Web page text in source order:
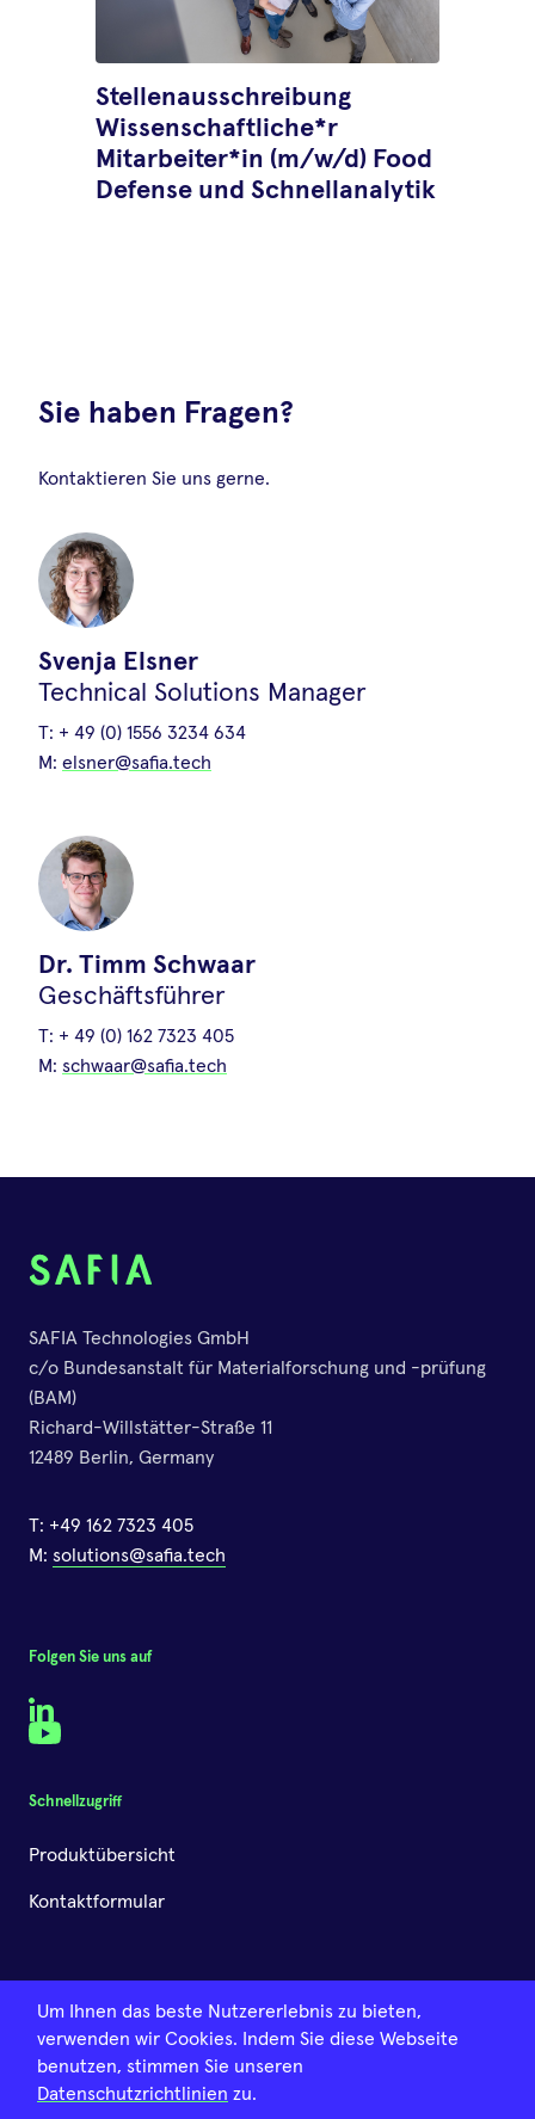
Stellenausschreibung
Wissenschaftliche*r
Mitarbeiter*in (m/w/d) Food
Defense und Schnellanalytik
Erster Prototyp für
geförderten ProFit-Projekt
Svenja Elsner
können Aflatoxine (AFL), Ochratoxin A
(TEA) gleichzeitig gemessen werden
österreichischem Mais
07.Juli.2026
B1 in österreichischem Mais. Erfahren
Sie, wie der Klimawandel
Multiplex-Analytik immer wichtiger wird.
Mykotoxin-Multiplex-Assays:
Ein Projekt, kofinanziert von der
Sie haben Fragen?
Kontaktieren Sie uns gerne.
Svenja Elsner
Technical Solutions Manager
T: + 49 (0) 1556 3234 634
M: elsner@safia.tech
Dr. Timm Schwaar
Geschäftsführer
T: + 49 (0) 162 7323 405
M: schwaar@safia.tech
Um Ihnen das beste Nutzererlebnis zu bieten,
verwenden wir Cookies. Indem Sie diese Webseite
benutzen, stimmen Sie unseren
Datenschutzrichtlinien zu.
SAFIA Technologies GmbH
c/o Bundesanstalt für Materialforschung und -prüfung
(BAM)
Richard-Willstätter-Straße 11
12489 Berlin, Germany
T: +49 162 7323 405
M: solutions@safia.tech
Folgen Sie uns auf
LinkedIn
YouTube
Schnellzugriff
Produktübersicht
Kontaktformular
© 2026 SAFIA Technologies GmbH - Alle Rechte
vorbehalten • Impressum & Datenschutz